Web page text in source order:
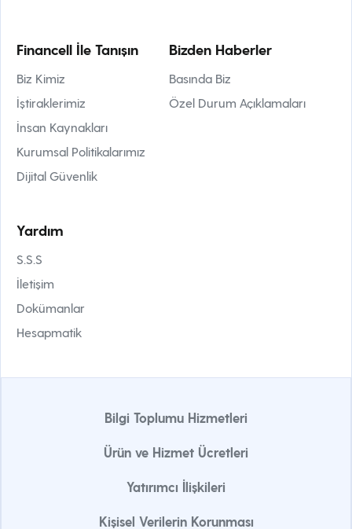
Financell İle Tanışın
Biz Kimiz
İştiraklerimiz
İnsan Kaynakları
Kurumsal Politikalarımız
Dijital Güvenlik
Bizden Haberler
Basında Biz
Özel Durum Açıklamaları
Yardım
S.S.S
İletişim
Dokümanlar
Hesapmatik
Bilgi Toplumu Hizmetleri
Ürün ve Hizmet Ücretleri
Yatırımcı İlişkileri
Kişisel Verilerin Korunması